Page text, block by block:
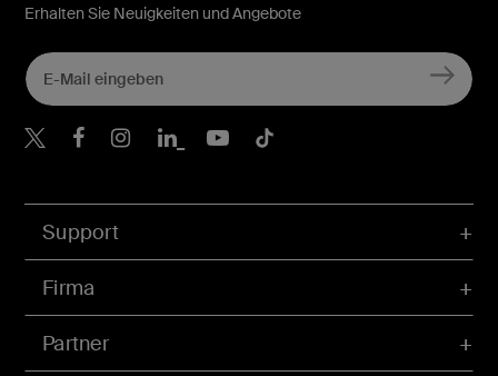
Support
Firma
Partner
Erhalten Sie Neuigkeiten und Angebote
Belkin Twitter
Belkin Facebook
Belkin Instagram
Belkin LinkedIn
Belkin Youtube
Belkin TikTok